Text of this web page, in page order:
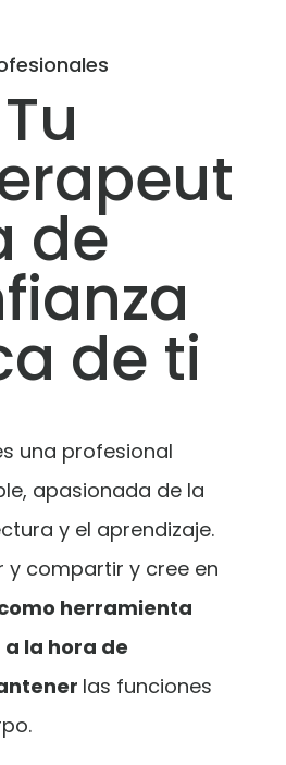
Tu
de
de ti
una profesional
apasionada de la
y el aprendizaje.
y compartir y cree en
herramienta
la hora de
las funciones